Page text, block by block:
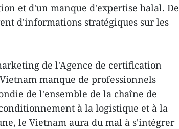
et d'un manque d'expertise halal. De
d'informations stratégiques sur les
de l'Agence de certification
manque de professionnels
de l'ensemble de la chaîne de
à la logistique et à la
le Vietnam aura du mal à s'intégrer